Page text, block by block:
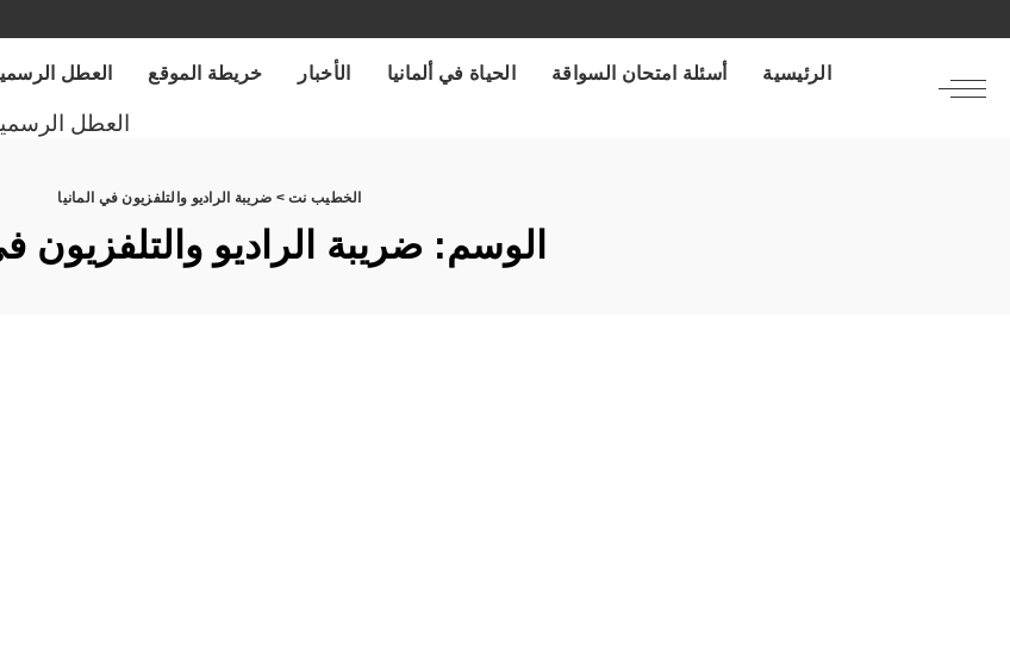
الرئيسية أسئلة امتحان السواقة الحياة في ألمانيا الأخبار خريطة الموقع العطل الرسمية
العطل
الخطيب نت> ضريبة الراديو والتلفزيون في المانيا
الوسم: ضريبة الراديو والتلفزيون